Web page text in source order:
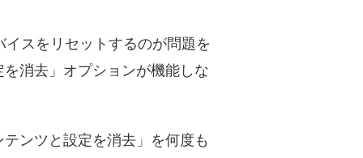
スをリセットするのが問題を
消去」オプションが機能しな
ンツと設定を消去」を何度も